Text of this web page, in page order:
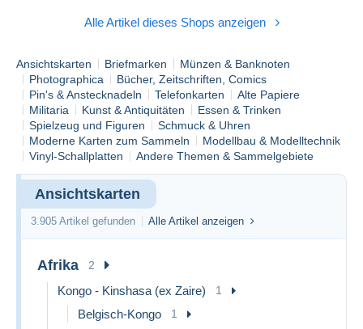
Alle Artikel dieses Shops anzeigen
Ansichtskarten Briefmarken
Münzen & Banknoten
Photographica
Bücher, Zeitschriften, Comics
Pin's & Anstecknadeln
Telefonkarten
Alte Papiere
Militaria
Kunst & Antiquitäten
Essen & Trinken
Spielzeug und Figuren
Schmuck & Uhren
Moderne Karten zum Sammeln
Modellbau & Modelltechnik
Vinyl-Schallplatten
Andere Themen & Sammelgebiete
Ansichtskarten
3.905 Artikel gefunden Alle Artikel anzeigen
Afrika 2
Kongo - Kinshasa (ex Zaire) 1
Belgisch-Kongo 1